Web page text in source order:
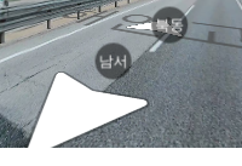
남서
북동